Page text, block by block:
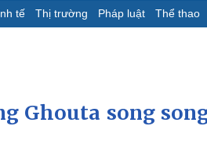
tế Thị trường Pháp luật Thể thao
Ghouta song